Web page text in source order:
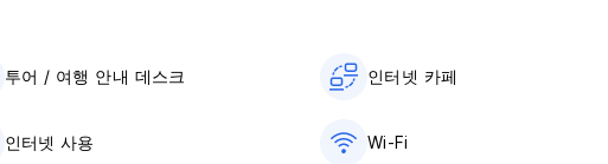
투어 / 여행 안내 데스크 인터넷 카페
인터넷 사용 Wi-Fi